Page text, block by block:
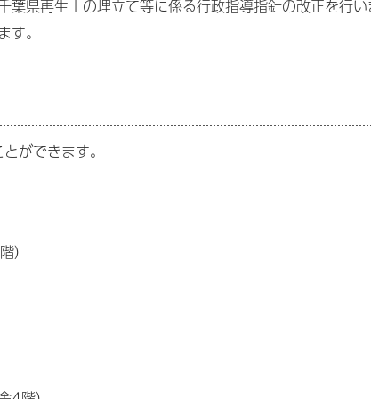
県再生土の埋立て等に係る行政指導指針の改正を行
。
ができます。
）